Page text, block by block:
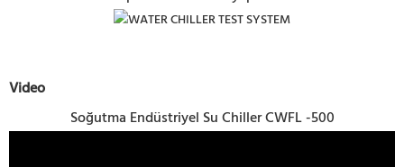
Video
Soğutma Endüstriyel Su Chiller CWFL -500